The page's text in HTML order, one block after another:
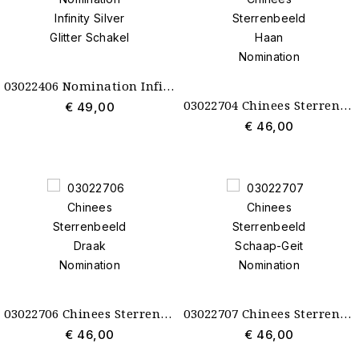
03022406 Nomination Infinity Silver Glitter Schakel
€ 49,00 03022704 Chinees Sterrenbeeld Haan Nomination
€ 46,00
03022706 Chinees Sterrenbeeld Draak Nomination
€ 46,00
03022707 Chinees Sterrenbeeld Schaap-Geit Nomination
€ 46,00